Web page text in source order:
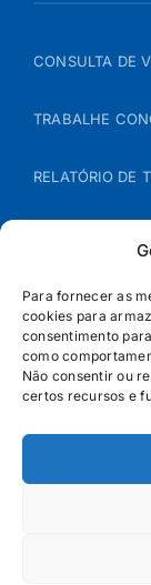
Para fornecer as
cookies para
consentimento
como
Não consentir ou
certos recursos e
CONSULTA DE
TRABALHE
RELATÓRIO DE
POLÍTICA DE
POLÍTICA DE
© Jandaia -